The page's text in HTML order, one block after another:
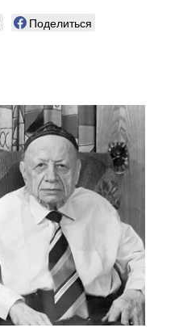
Поделиться